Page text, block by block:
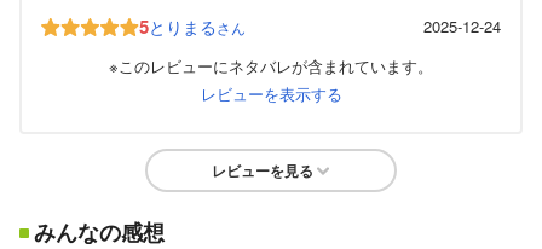
5とりまるさん
2025-12-24
※このレビューにネタバレが含まれています。
レビューを表示する
レビューを見る
みんなの感想